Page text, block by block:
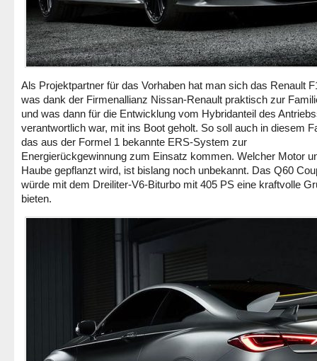
Als Projektpartner für das Vorhaben hat man sich das Renault
was dank der Firmenallianz Nissan-Renault praktisch zur
und was dann für die Entwicklung vom Hybridanteil des
verantwortlich war, mit ins Boot geholt. So soll auch in diesem
das aus der Formel 1 bekannte ERS-System zur
Energierückgewinnung zum Einsatz kommen. Welcher Motor
Haube gepflanzt wird, ist bislang noch unbekannt. Das Q60
würde mit dem Dreiliter-V6-Biturbo mit 405 PS eine kraftvolle
bieten.